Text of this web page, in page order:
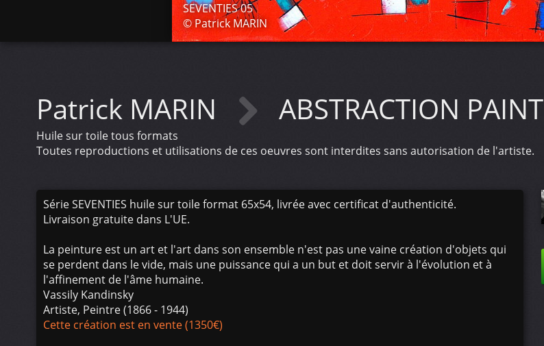
SEVENTIES 05
© Patrick MARIN
Patrick MARIN ABSTRACTION
Huile sur toile tous formats
Toutes reproductions et utilisations de ces oeuvres sont interdites sans autorisation de l'artiste.
Série SEVENTIES huile sur toile format 65x54, livrée avec certificat d'authenticité.
Livraison gratuite dans L'UE.
La peinture est un art et l'art dans son ensemble n'est pas une vaine création d'objets qui
se perdent dans le vide, mais une puissance qui a un but et doit servir à l'évolution et à
l'affinement de l'âme humaine.
Vassily Kandinsky
Artiste, Peintre (1866 - 1944)
Cette création est en vente (1350€)